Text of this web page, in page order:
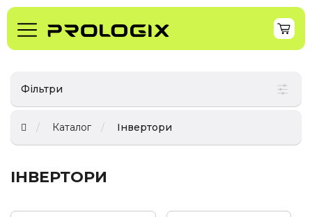
Фільтри
Каталог Інвертори
ІНВЕРТОРИ